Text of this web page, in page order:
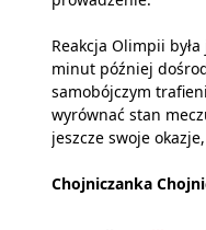
Reakcja Olimpii
minut później
samobójczym
wyrównać stan
jeszcze swoje
Chojniczanka